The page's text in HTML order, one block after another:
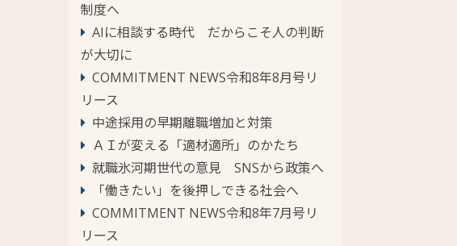
制度へ
AIに相談する時代 だからこそ人の判断
が大切に
COMMITMENT NEWS令和8年8月号リ
リース
中途採用の早期離職増加と対策
ＡＩが変える「適材適所」のかたち
就職氷河期世代の意見 SNSから政策へ
「働きたい」を後押しできる社会へ
COMMITMENT NEWS令和8年7月号リ
リース